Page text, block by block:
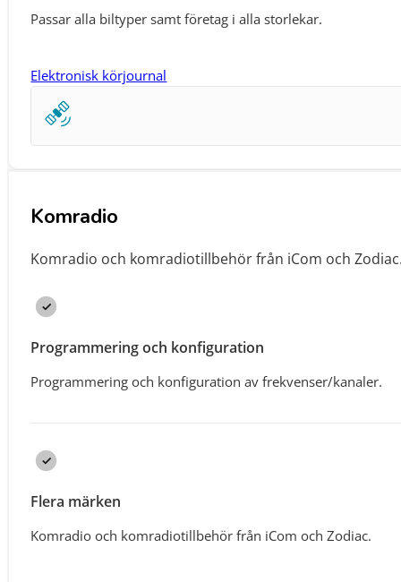
Passar alla biltyper samt företag i alla storlekar.
Elektronisk körjournal
Komradio
Komradio och komradiotillbehör från iCom och
Programmering och konfiguration
Programmering och konfiguration av frekvenser/kanaler.
Flera märken
Komradio och komradiotillbehör från iCom och Zodiac.